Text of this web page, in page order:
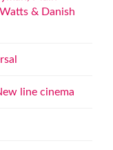
& Danish
line cinema